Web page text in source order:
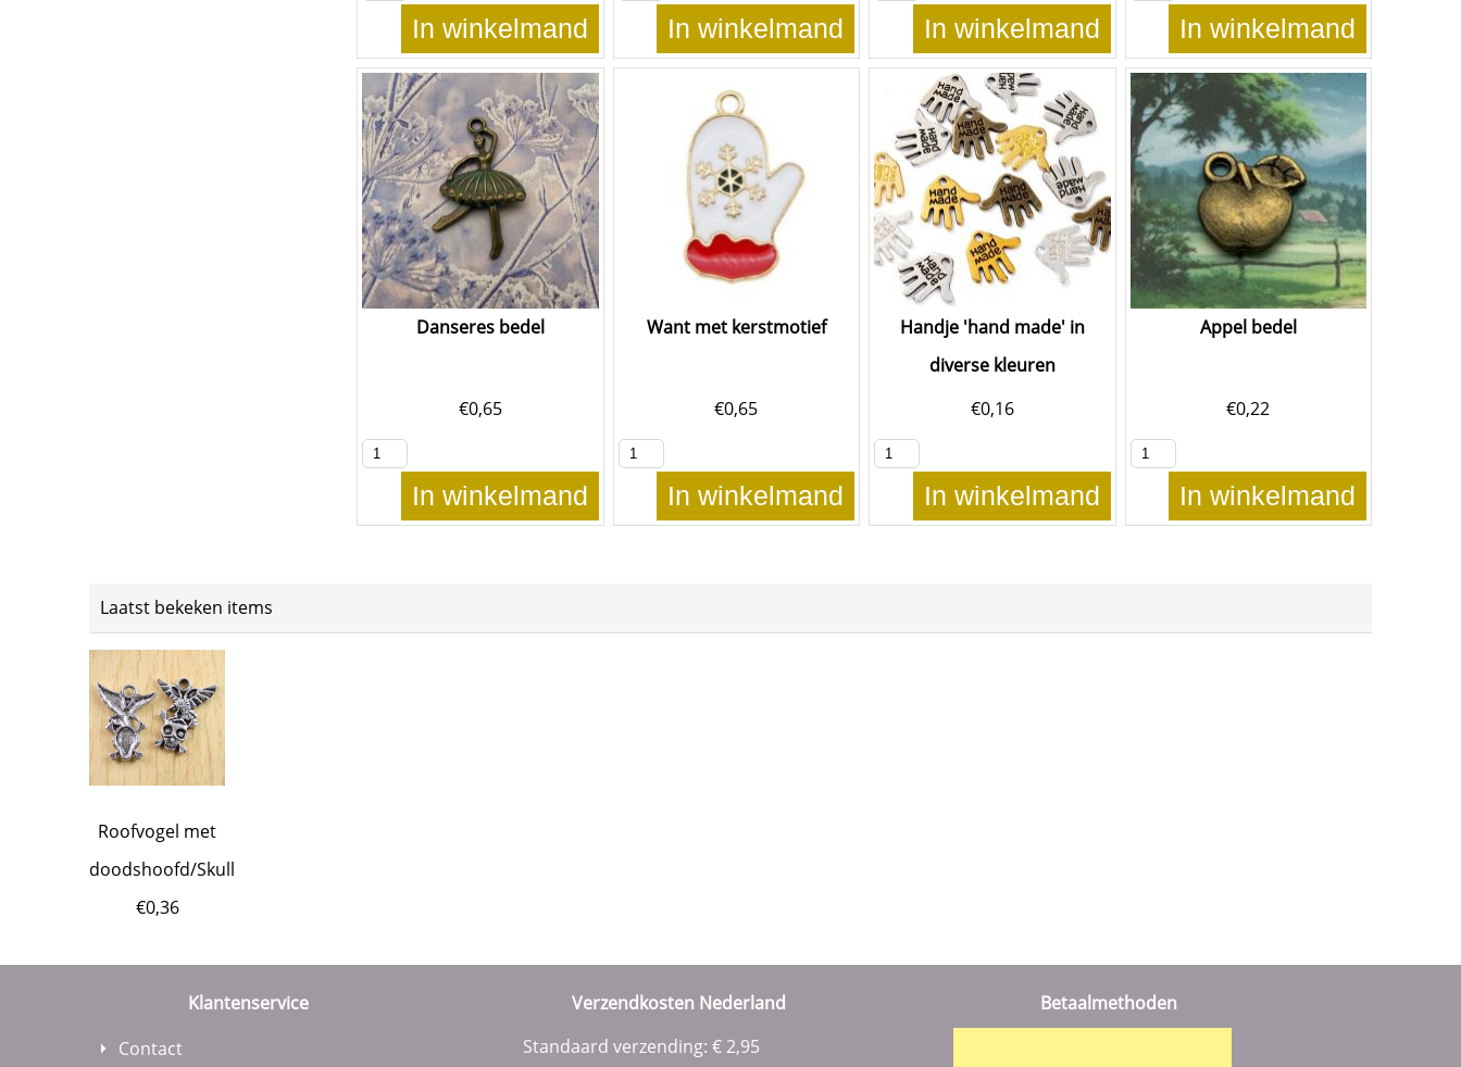
In winkelmand In winkelmand In winkelmand In winkelmand
Danseres bedel
€0,65
In winkelmand
Want met kerstmotief
€0,65
In winkelmand
Handje 'hand made' in
diverse kleuren
€0,16
In winkelmand
Appel bedel
€0,22
In winkelmand
Laatst bekeken items
Roofvogel met
doodshoofd/Skull
€0,36
Klantenservice
Contact
Verzendkosten Nederland
Standaard verzending: € 2,95
Betaalmethoden